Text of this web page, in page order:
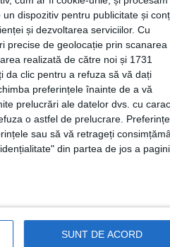
dispozitiv pentru publicitate și
și dezvoltarea serviciilor. Cu
precise de geolocație prin scanarea
realizată de către noi și 1731
da clic pentru a refuza să vă dați
preferințele înainte de a vă
prelucrări ale datelor dvs. cu
o astfel de prelucrare.
sau să vă retrageți
din partea de jos a
SUNT DE ACORD
Popa
Articole
Pe toate
CSM
Munteanu
fost și mai